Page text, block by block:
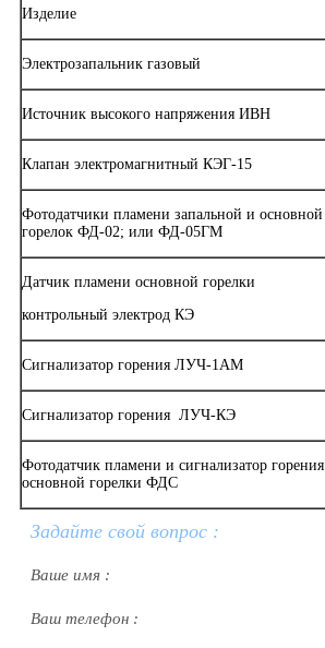
Изделие
Электрозапальник газовый
Источник высокого напряжения ИВН
Клапан электромагнитный КЭГ-15
Фотодатчики пламени запальной и основной
горелок ФД-02; или ФД-05ГМ
Датчик пламени основной горелки
контрольный электрод КЭ
Сигнализатор горения ЛУЧ-1АМ
Сигнализатор горения ЛУЧ-КЭ
Фотодатчик пламени и сигнализатор горения
основной горелки ФДС
Задайте свой вопрос :
Ваше имя :
Ваш телефон :